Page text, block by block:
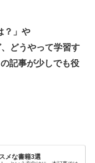
？」や
どうやって学習す
記事が少しでも役
メな書籍3選